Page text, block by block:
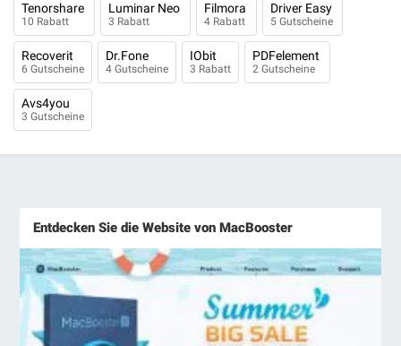
Tenorshare
10 Rabatt
Luminar Neo
3 Rabatt
Filmora
4 Rabatt
Driver Easy
5 Gutscheine
Recoverit
6 Gutscheine
Dr.Fone
4 Gutscheine
IObit
3 Rabatt
PDFelement
2 Gutscheine
Avs4you
3 Gutscheine
Entdecken Sie die Website von MacBooster